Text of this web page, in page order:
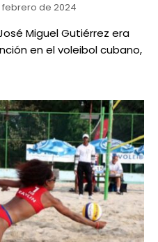
febrero de 2024
Miguel Gutiérrez era
en el voleibol cubano,